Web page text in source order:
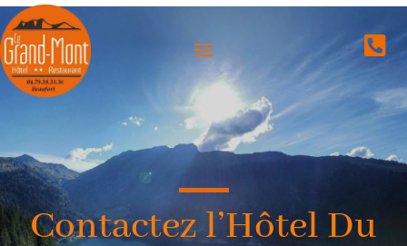

Contactez l’Hôtel Du